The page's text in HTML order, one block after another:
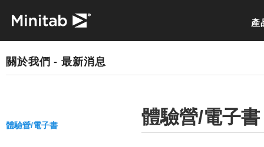
產
關於我們 - 最新消息
體驗營/電子書 體驗營/電子書